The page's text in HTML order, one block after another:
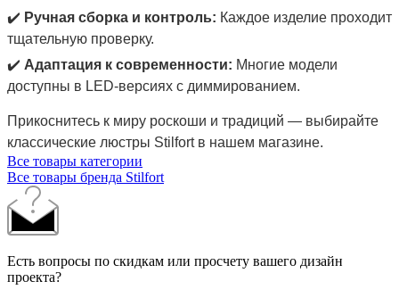
✔️ Ручная сборка и контроль: Каждое изделие проходит
тщательную проверку.
✔️ Адаптация к современности: Многие модели
доступны в LED-версиях с диммированием.
Прикоснитесь к миру роскоши и традиций — выбирайте
классические люстры Stilfort в нашем магазине.
Все товары категории
Все товары бренда Stilfort
Есть вопросы по скидкам или просчету вашего дизайн
проекта?